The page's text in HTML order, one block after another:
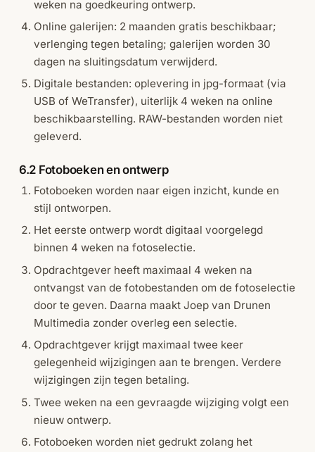
weken na goedkeuring ontwerp.
Online galerijen: 2 maanden gratis beschikbaar;
verlenging tegen betaling; galerijen worden 30
dagen na sluitingsdatum verwijderd.
Digitale bestanden: oplevering in jpg-formaat (via
USB of WeTransfer), uiterlijk 4 weken na online
beschikbaarstelling. RAW-bestanden worden niet
geleverd.
6.2 Fotoboeken en ontwerp
Fotoboeken worden naar eigen inzicht, kunde en
stijl ontworpen.
Het eerste ontwerp wordt digitaal voorgelegd
binnen 4 weken na fotoselectie.
Opdrachtgever heeft maximaal 4 weken na
ontvangst van de fotobestanden om de fotoselectie
door te geven. Daarna maakt Joep van Drunen
Multimedia zonder overleg een selectie.
Opdrachtgever krijgt maximaal twee keer
gelegenheid wijzigingen aan te brengen. Verdere
wijzigingen zijn tegen betaling.
Twee weken na een gevraagde wijziging volgt een
nieuw ontwerp.
Fotoboeken worden niet gedrukt zolang het